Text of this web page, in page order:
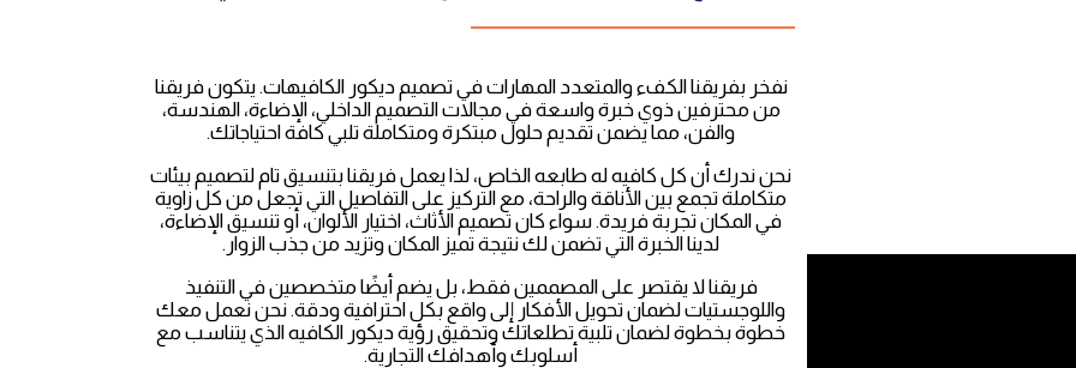
نفخر بفريقنا الكفء والمتعدد المهارات في تصميم ديكور الكافيهات. يتكون فريقنا
من محترفين ذوي خبرة واسعة في مجالات التصميم الداخلي، الإضاءة، الهندسة،
والفن، مما يضمن تقديم حلول مبتكرة ومتكاملة تلبي كافة احتياجاتك.
نحن ندرك أن كل كافيه له طابعه الخاص، لذا يعمل فريقنا بتنسيق تام لتصميم بيئات
متكاملة تجمع بين الأناقة والراحة، مع التركيز على التفاصيل التي تجعل من كل زاوية
في المكان تجربة فريدة. سواء كان تصميم الأثاث، اختيار الألوان، أو تنسيق الإضاءة،
لدينا الخبرة التي تضمن لك نتيجة تميز المكان وتزيد من جذب الزوار.
فريقنا لا يقتصر على المصممين فقط، بل يضم أيضًا متخصصين في التنفيذ
واللوجستيات لضمان تحويل الأفكار إلى واقع بكل احترافية ودقة. نحن نعمل معك
خطوة بخطوة لضمان تلبية تطلعاتك وتحقيق رؤية ديكور الكافيه الذي يتناسب مع
أسلوبك وأهدافك التجارية.